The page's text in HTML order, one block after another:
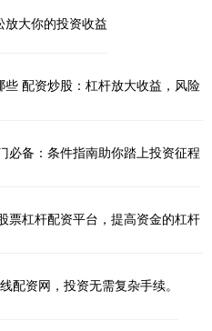
放大你的投资收益
些 配资炒股：杠杆放大收益，风险
必备：条件指南助你踏上投资征程
票杠杆配资平台，提高资金的杠杆
配资网，投资无需复杂手续。